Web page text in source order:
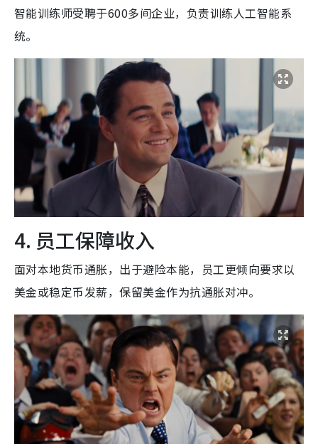
智能训练师受聘于600多间企业，负责训练人工智能系
统。
4. 员工保障收入
面对本地货币通胀，出于避险本能，员工更倾向要求以
美金或稳定币发薪，保留美金作为抗通胀对冲。